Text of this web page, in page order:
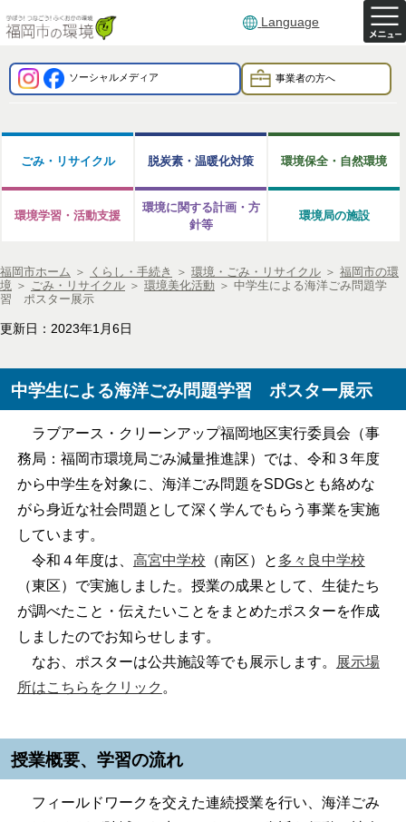
Language
ソーシャルメディア 事業者の方へ
ごみ・リサイクル 脱炭素・温暖化対策 環境保全・自然環境
環境学習・活動支援
環境に関する計画・方
針等
環境局の施設
福岡市ホーム ＞ くらし・手続き ＞ 環境・ごみ・リサイクル ＞ 福岡市の環
境 ＞ ごみ・リサイクル ＞ 環境美化活動 ＞ 中学生による海洋ごみ問題学
習 ポスター展示
更新日：2023年1月6日
中学生による海洋ごみ問題学習 ポスター展示
ラブアース・クリーンアップ福岡地区実行委員会（事
務局：福岡市環境局ごみ減量推進課）では、令和３年度
から中学生を対象に、海洋ごみ問題をSDGsとも絡めな
がら身近な社会問題として深く学んでもらう事業を実施
しています。
令和４年度は、 高宮中学校 （南区）と 多々良中学校
（東区）で実施しました。授業の成果として、生徒たち
が調べたこと・伝えたいことをまとめたポスターを作成
しましたのでお知らせします。
なお、ポスターは公共施設等でも展示します。
展示場
所はこちらをクリック 。
授業概要、学習の流れ
フィールドワークを交えた連続授業を行い、海洋ごみ